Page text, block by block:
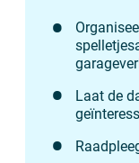
Laat de